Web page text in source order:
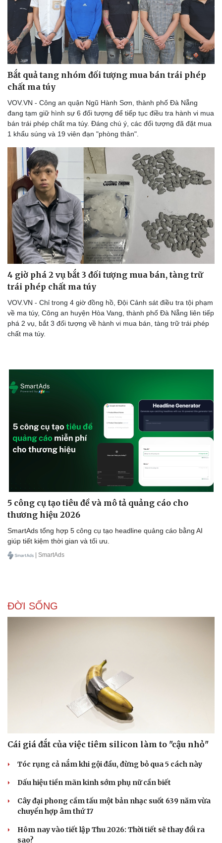
Thể thao
Bóng đá
Lịch thi đấu bóng đá
Thế giới thể thao
eSports
Hậu trường
Ô tô - Xe máy
Ô tô
Xe máy
Thông tin doanh nghiệp
Doanh nghiệp 24h
Doanh nhân
Vì cộng đồng
Sành điệu
Trải nghiệm
Bắt quả tang nhóm đối tượng mua bán trái phép
chất ma túy
VOV.VN - Công an quận Ngũ Hành Sơn, thành phố Đà Nẵng
đang tạm giữ hình sự 6 đối tượng để tiếp tục điều tra hành vi mua
bán trái phép chất ma túy. Đáng chú ý, các đối tượng đã đặt mua
1 khẩu súng và 19 viên đạn "phòng thân".
4 giờ phá 2 vụ bắt 3 đối tượng mua bán, tàng trữ
trái phép chất ma túy
VOV.VN - Chỉ trong 4 giờ đồng hồ, Đội Cảnh sát điều tra tội phạm
về ma túy, Công an huyện Hòa Vang, thành phố Đà Nẵng liên tiếp
phá 2 vụ, bắt 3 đối tượng về hành vi mua bán, tàng trữ trái phép
chất ma túy.
5 công cụ tạo tiêu đề và mô tả quảng cáo cho
thương hiệu 2026
SmartAds tổng hợp 5 công cụ tạo headline quảng cáo bằng AI
giúp tiết kiệm thời gian và tối ưu.
| SmartAds
ĐỜI SỐNG
Cái giá đắt của việc tiêm silicon làm to "cậu nhỏ"
Tóc rụng cả nắm khi gội đầu, đừng bỏ qua 5 cách này
Dấu hiệu tiền mãn kinh sớm phụ nữ cần biết
Cây đại phong cầm tấu một bản nhạc suốt 639 năm vừa
chuyển hợp âm thứ 17
Hôm nay vào tiết lập Thu 2026: Thời tiết sẽ thay đổi ra
sao?